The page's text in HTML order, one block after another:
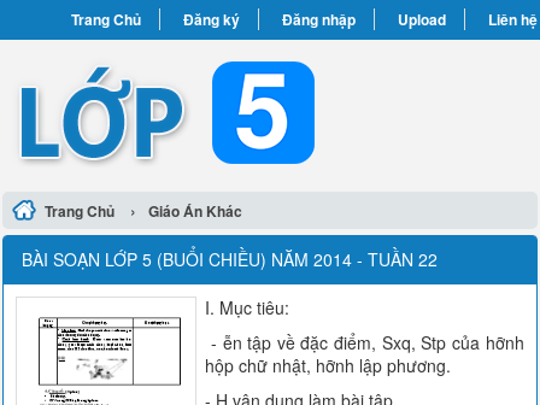
Trang Chủ Đăng ký Đăng nhập Upload Liên hệ
Trang Chủ › Giáo Án Khác
BÀI SOẠN LỚP 5 (BUỔI CHIỀU) NĂM 2014 - TUẦN 22
I. Mục tiêu:
- ễn tập về đặc điểm, Sxq, Stp của hỡnh
hộp chữ nhật, hỡnh lập phương.
- H vận dụng làm bài tập.